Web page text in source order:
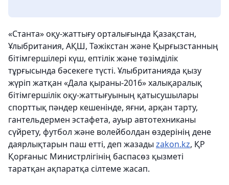
«Станта» оқу-жаттығу орталығында Қазақстан,
Ұлыбритания, АҚШ, Тәжікстан және Қырғызстанның
бітімгершілері күш, ептілік және төзімділік
тұрғысында бәсекеге түсті. Ұлыбританияда қызу
жүріп жатқан «Дала қыраны-2016» халықаралық
бітімгершілік оқу-жаттығуының қатысушылары
спорттық пәндер кешенінде, яғни, арқан тарту,
гантельдермен эстафета, ауыр автотехниканы
сүйрету, футбол және волейболдан өздерінің дене
даярлықтарын паш етті, деп жазады zakon.kz, ҚР
Қорғаныс Министрлігінің баспасөз қызметі
таратқан ақпаратқа сілтеме жасап.